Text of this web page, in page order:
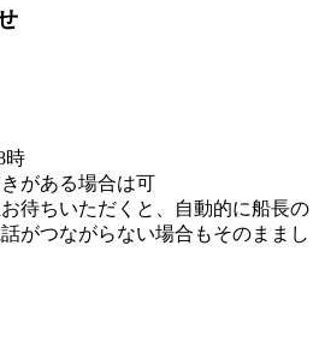
時
がある場合は可
待ちいただくと、自動的に船長の
がつながらない場合もそのままし